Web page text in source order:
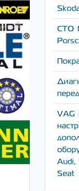
СТО
VAG
Audi,
Seat